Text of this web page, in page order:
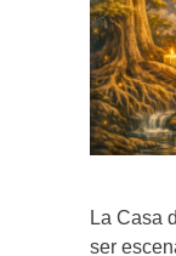
La Casa
ser